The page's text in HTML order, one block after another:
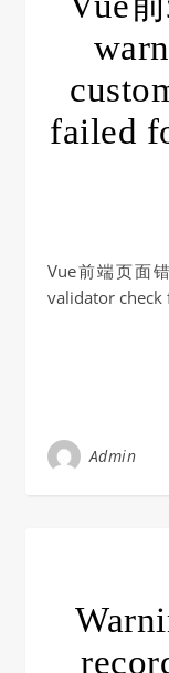
failed
Vue前端页面错误[Vue warn]: Invalid prop: custom
validator
Admin